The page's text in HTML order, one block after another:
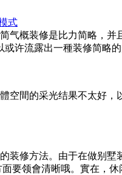
式
气概装修是比力简略，
许流露出一種装修简略的
空間的采光结果不太好
装修方法。由于在做别
要领會清晰哦。實在，